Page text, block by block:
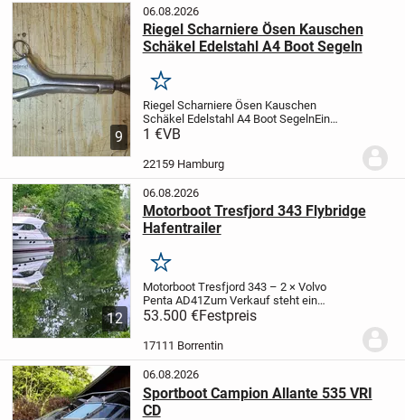
9
06.08.2026
Riegel Scharniere Ösen Kauschen
Schäkel Edelstahl A4 Boot Segeln
Merken
Riegel Scharniere Ösen Kauschen
Schäkel Edelstahl A4 Boot SegelnEin
Versand z.B. als kostengünstiger
Hermes-Päckchen (versichert) für 4,90€
1 €VB
22159 Hamburg
12
06.08.2026
Motorboot Tresfjord 343 Flybridge
Hafentrailer
Merken
Motorboot Tresfjord 343 – 2 × Volvo
Penta AD41Zum Verkauf steht ein
gepflegtes Motorboot des Typs Tresfjord
343 aus dem Baujahr 1993.
Daten / Ausstattung:
53.500 €Festpreis
17111 Borrentin
06.08.2026
Sportboot Campion Allante 535 VRI
CD